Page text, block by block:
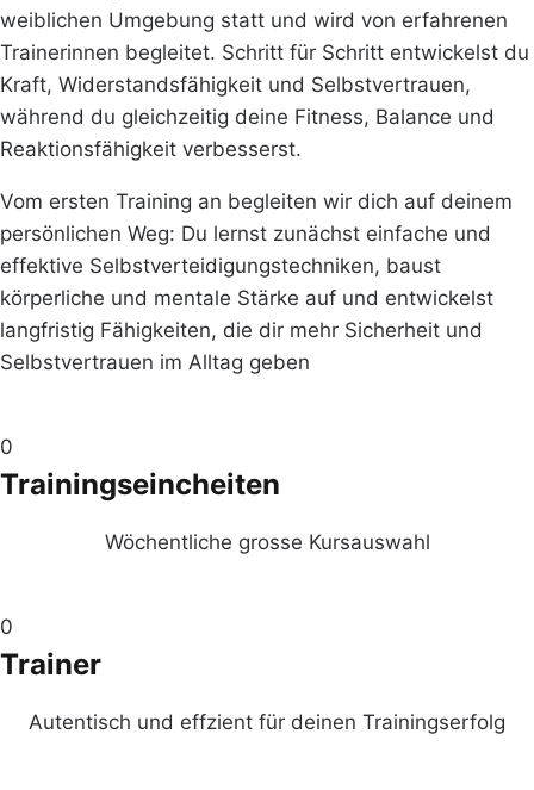
weiblichen Umgebung statt und wird von erfahrenen
Trainerinnen begleitet. Schritt für Schritt entwickelst du
Kraft, Widerstandsfähigkeit und Selbstvertrauen,
während du gleichzeitig deine Fitness, Balance und
Reaktionsfähigkeit verbesserst.
Vom ersten Training an begleiten wir dich auf deinem
persönlichen Weg: Du lernst zunächst einfache und
effektive Selbstverteidigungstechniken, baust
körperliche und mentale Stärke auf und entwickelst
langfristig Fähigkeiten, die dir mehr Sicherheit und
Selbstvertrauen im Alltag geben
0
Trainingseincheiten
Wöchentliche grosse Kursauswahl
0
Trainer
Autentisch und effzient für deinen Trainingserfolg